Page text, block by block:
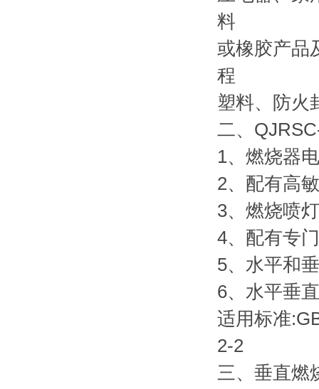
料
或橡胶产品
程
塑料、防火
二、
1、燃烧器
2、配有高
3、燃烧喷
4、配有专
5、水平和
6、水平垂
适用标准
2-2
三、垂直燃